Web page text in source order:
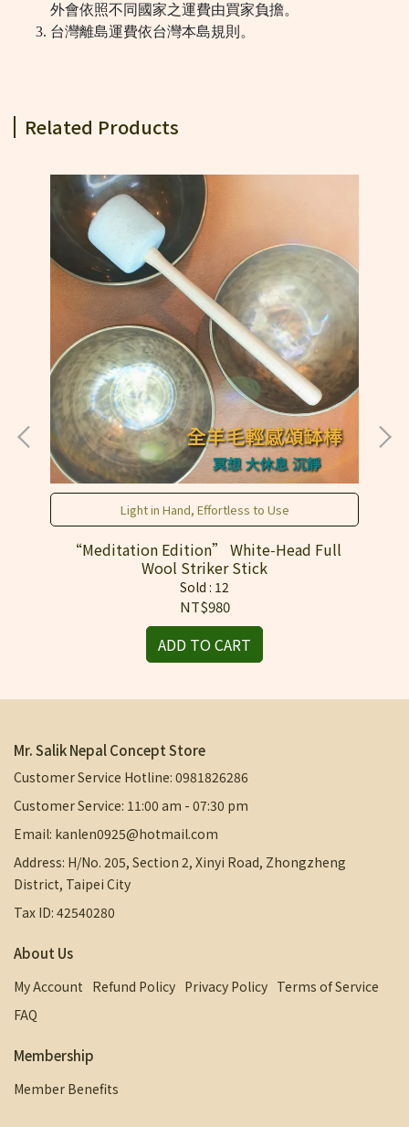
外會依照不同國家之運費由買家負擔。
台灣離島運費依台灣本島規則。
Related Products
Light in Hand, Effortless to Use
“Meditation Edition” White‑Head Full
Wool Striker Stick
Sold : 12
NT$980
ADD TO CART
Mr. Salik Nepal Concept Store
Customer Service Hotline: 0981826286
Customer Service: 11:00 am - 07:30 pm
Email: kanlen0925@hotmail.com
Address: H/No. 205, Section 2, Xinyi Road, Zhongzheng
District, Taipei City
Tax ID: 42540280
About Us
My Account Refund Policy Privacy Policy Terms of Service
FAQ
Membership
Member Benefits